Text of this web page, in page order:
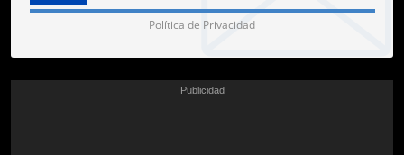
Política de Privacidad